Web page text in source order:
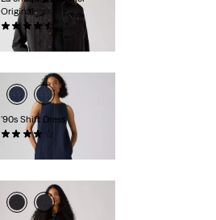
Original
130,00 €
'90s Shift Dress
69,00 €